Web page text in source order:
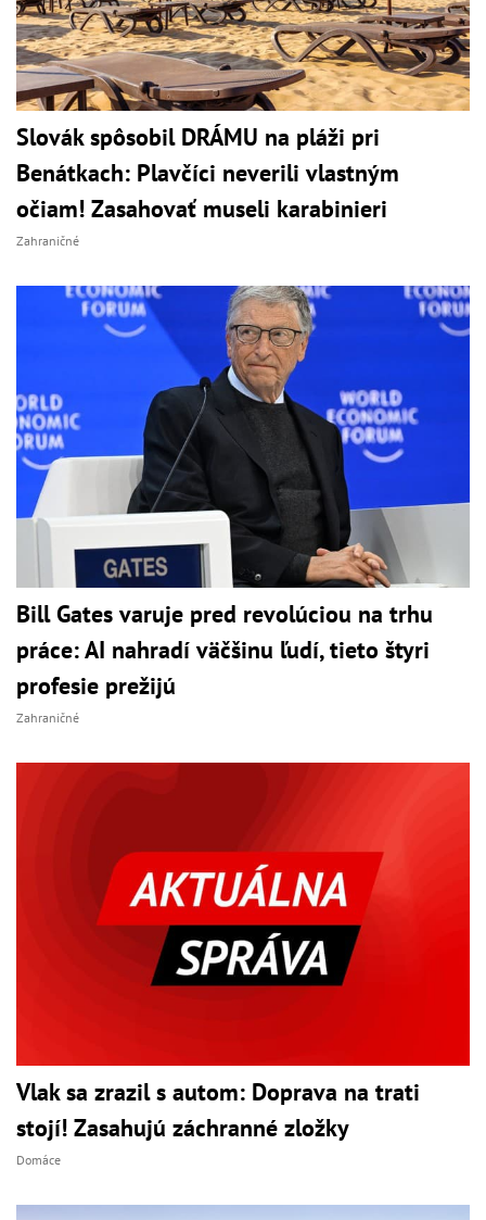
Slovák spôsobil DRÁMU na pláži pri
Benátkach: Plavčíci neverili vlastným
očiam! Zasahovať museli karabinieri
Zahraničné
Bill Gates varuje pred revolúciou na trhu
práce: AI nahradí väčšinu ľudí, tieto štyri
profesie prežijú
Zahraničné
Vlak sa zrazil s autom: Doprava na trati
stojí! Zasahujú záchranné zložky
Domáce